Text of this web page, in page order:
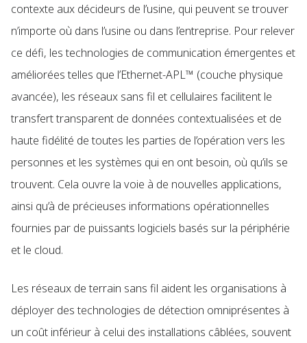
contexte aux décideurs de l’usine, qui peuvent se trouver
n’importe où dans l’usine ou dans l’entreprise. Pour relever
ce défi, les technologies de communication émergentes et
améliorées telles que l’Ethernet-APL™ (couche physique
avancée), les réseaux sans fil et cellulaires facilitent le
transfert transparent de données contextualisées et de
haute fidélité de toutes les parties de l’opération vers les
personnes et les systèmes qui en ont besoin, où qu’ils se
trouvent. Cela ouvre la voie à de nouvelles applications,
ainsi qu’à de précieuses informations opérationnelles
fournies par de puissants logiciels basés sur la périphérie
et le cloud.
Les réseaux de terrain sans fil aident les organisations à
déployer des technologies de détection omniprésentes à
un coût inférieur à celui des installations câblées, souvent